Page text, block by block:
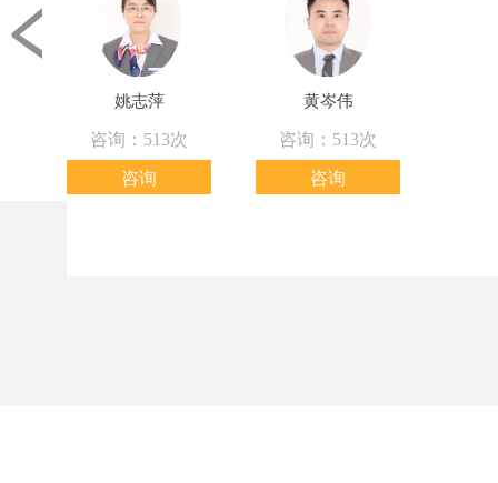
姚志萍
咨询：513次
咨询
黄岑伟
咨询：513次
咨询